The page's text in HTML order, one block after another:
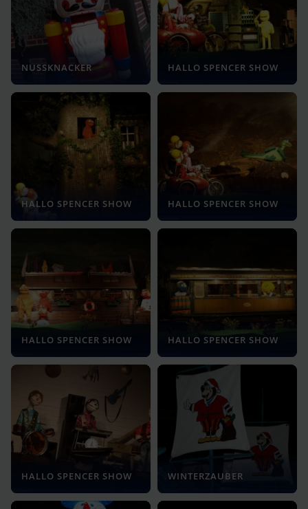
NUSSKNACKER HALLO SPENCER SHOW
HALLO SPENCER SHOW HALLO SPENCER SHOW
HALLO SPENCER SHOW HALLO SPENCER SHOW
HALLO SPENCER SHOW WINTERZAUBER